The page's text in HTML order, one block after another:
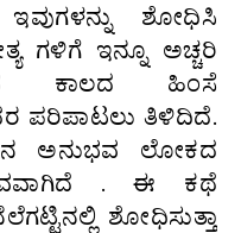
ಶೋಧಿಸಿ
ಗಳಿಗೆ ಇನ್ನೂ ಅಚ್ಚರಿ
ಕಾಲದ ಹಿಂಸೆ
ಪರಿಪಾಟಲು ತಿಳಿದಿದೆ.
ಅನುಭವ ಲೋಕದ
. ಈ ಕಥೆ
ಶೋಧಿಸುತ್ತಾ